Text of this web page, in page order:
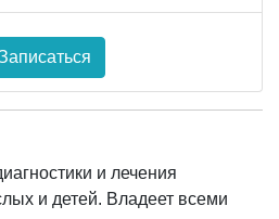
и лечения
и детей. Владеет всеми